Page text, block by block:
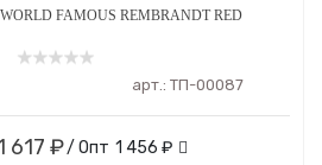
FAMOUS REMBRANDT RED
арт.: ТП-00087
617 ₽/ Опт 1 456 ₽